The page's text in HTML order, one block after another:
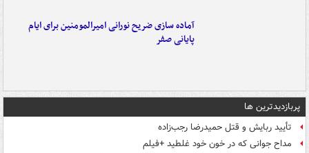
آماده سازی ضریح نورانی امیرالمومنین برای ایام
پایانی صفر
پربازدیدترین ها
تأیید ربایش و قتل حمیدرضا رجب‌زاده
مداح جوانی که در خون خود غلطید +فیلم